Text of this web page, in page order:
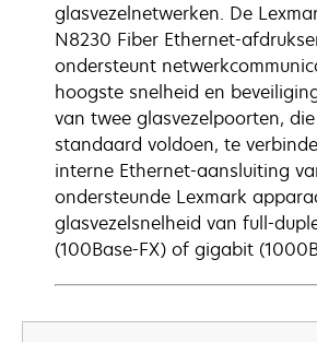
glasvezelnetwerken. De
N8230 Fiber Ethernet-
ondersteunt
hoogste snelheid en
van twee glasvezelpoorten,
standaard voldoen, te
interne Ethernet-aansluiting
ondersteunde Lexmark
glasvezelsnelheid van full-
(100Base-FX) of gigabit